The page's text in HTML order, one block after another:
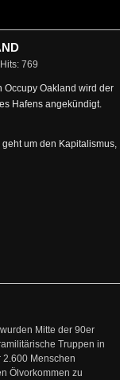
Hits: 769
Occupy Oakland wird der
Hafens angekündigt.
um den Kapitalismus,
Mitte der 90er
Truppen in
Menschen
Ölvorkommen zu